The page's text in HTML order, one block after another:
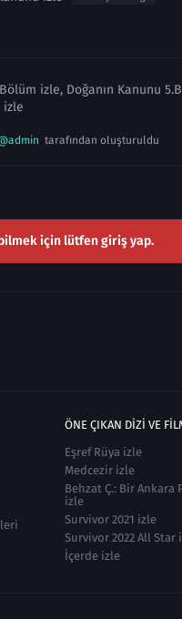
izle, Doğanın Kanunu
izle
tarafından oluşturuldu
için lütfen giriş yap.
ÖNE ÇIKAN DIZI VE
Eşref Rüya izle
Medcezir izle
Behzat Ç.: Bir Ankara
izle
Survivor 2021 izle
Survivor 2022 All Star
İçerde izle